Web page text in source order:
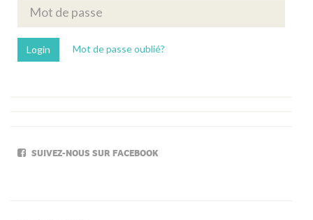
Mot de passe oublié?
SUIVEZ-NOUS SUR FACEBOOK